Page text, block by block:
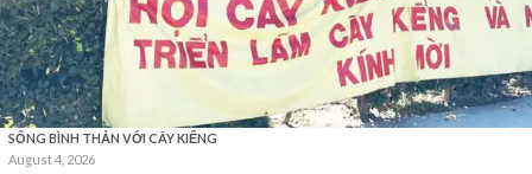
SỐNG BÌNH THẢN VỚI CÂY KIỂNG
August 4, 2026